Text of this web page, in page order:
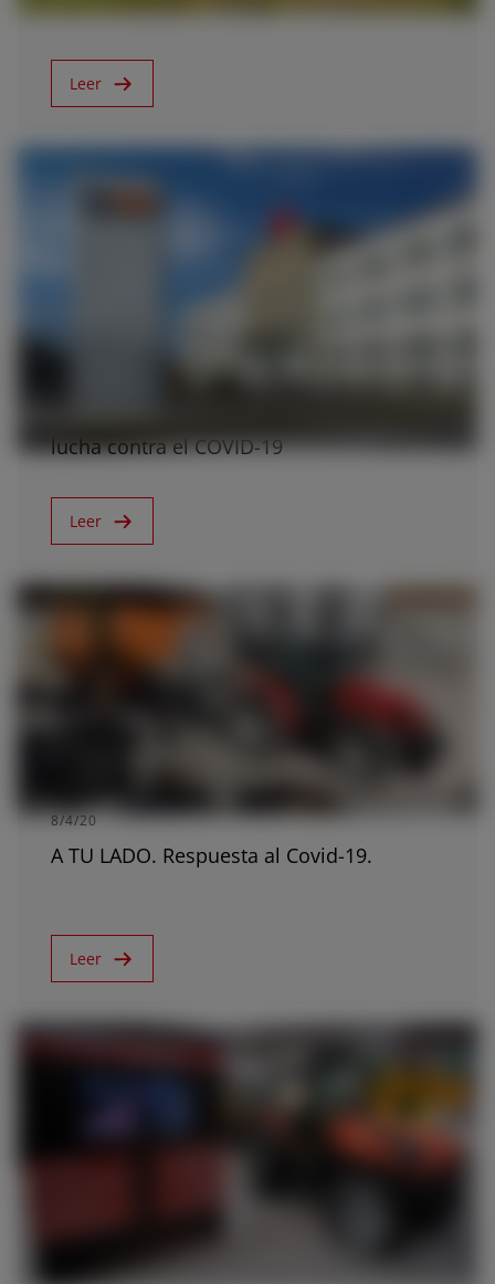
Leer
lucha contra el COVID-19
Leer
8/4/20
A TU LADO. Respuesta al Covid-19.
Leer